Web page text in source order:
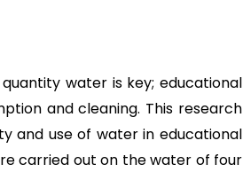
water is key; educational
and cleaning. This research
and use of water in educational
carried out on the water of four